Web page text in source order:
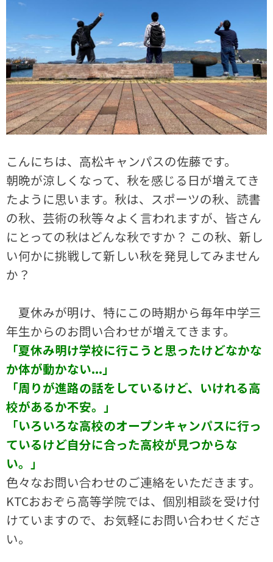
こんにちは、高松キャンパスの佐藤です。
朝晩が涼しくなって、秋を感じる日が増えてき
たように思います。秋は、スポーツの秋、読書
の秋、芸術の秋等々よく言われますが、皆さん
にとっての秋はどんな秋ですか？ この秋、新し
い何かに挑戦して新しい秋を発見してみません
か？
夏休みが明け、特にこの時期から毎年中学三
年生からのお問い合わせが増えてきます。
「夏休み明け学校に行こうと思ったけどなかな
か体が動かない...」
「周りが進路の話をしているけど、いけれる高
校があるか不安。」
「いろいろな高校のオープンキャンパスに行っ
ているけど自分に合った高校が見つからな
い。」
色々なお問い合わせのご連絡をいただきます。
KTCおおぞら高等学院では、個別相談を受け付
けていますので、お気軽にお問い合わせくださ
い。